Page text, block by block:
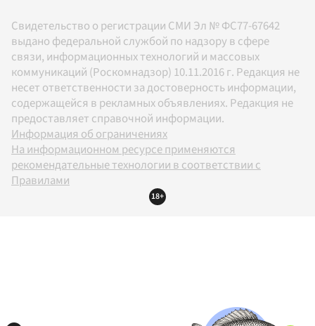
Свидетельство о регистрации СМИ Эл № ФС77-67642
выдано федеральной службой по надзору в сфере
связи, информационных технологий и массовых
коммуникаций (Роскомнадзор) 10.11.2016 г. Редакция не
несет ответственности за достоверность информации,
содержащейся в рекламных объявлениях. Редакция не
предоставляет справочной информации.
Информация об ограничениях
На информационном ресурсе применяются
рекомендательные технологии в соответствии с
Правилами
18+